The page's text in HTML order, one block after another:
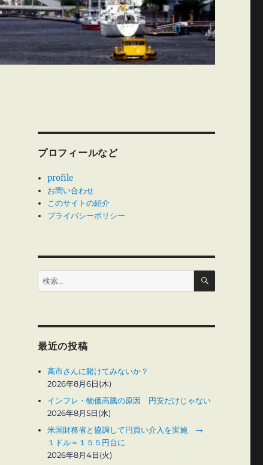
プロフィールなど
profile
お問い合わせ
このサイトの紹介
プライバシーポリシー
検
索:
検
最近の投稿
高市さんに賭けてみないか？
2026年8月6日(木)
インフレ・物価高騰の原因 円安だけじゃない
2026年8月5日(水)
米国財務省と協調して円買い介入を実施 →
１ドル＝１５５円台に
2026年8月4日(火)